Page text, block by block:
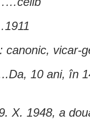
canonic, vicar-
10 ani, în
X. 1948, a